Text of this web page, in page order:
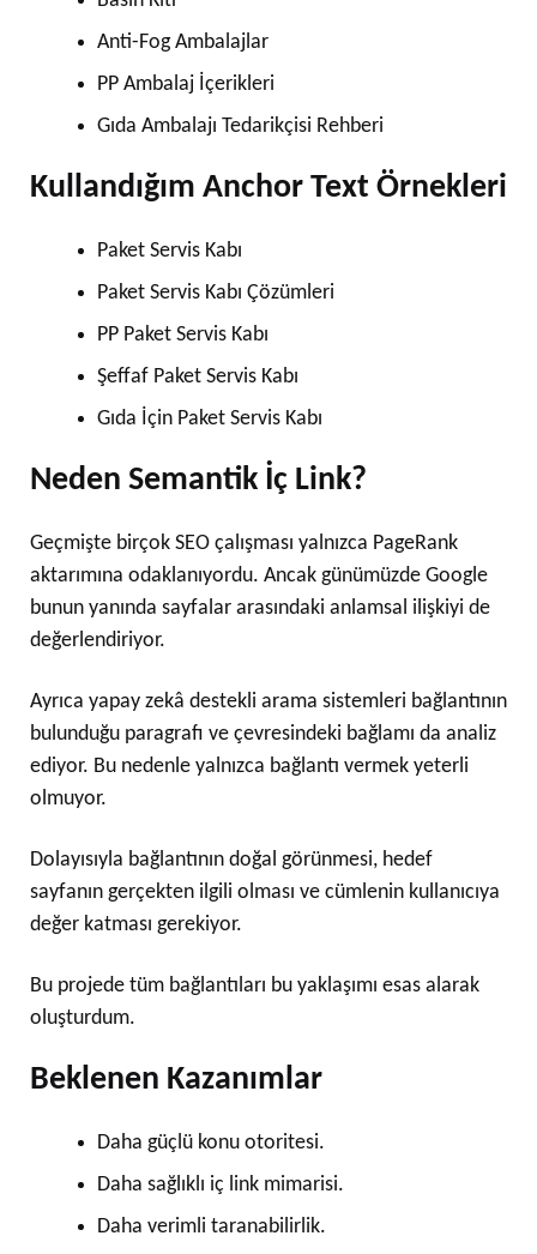
Anti-Fog Ambalajlar
PP Ambalaj İçerikleri
Gıda Ambalajı Tedarikçisi Rehberi
Kullandığım Anchor Text Örnekleri
Paket Servis Kabı
Paket Servis Kabı Çözümleri
PP Paket Servis Kabı
Şeffaf Paket Servis Kabı
Gıda İçin Paket Servis Kabı
Neden Semantik İç Link?
Geçmişte birçok SEO çalışması yalnızca PageRank
aktarımına odaklanıyordu. Ancak günümüzde Google
bunun yanında sayfalar arasındaki anlamsal ilişkiyi de
değerlendiriyor.
Ayrıca yapay zekâ destekli arama sistemleri bağlantının
bulunduğu paragrafı ve çevresindeki bağlamı da analiz
ediyor. Bu nedenle yalnızca bağlantı vermek yeterli
olmuyor.
Dolayısıyla bağlantının doğal görünmesi, hedef
sayfanın gerçekten ilgili olması ve cümlenin kullanıcıya
değer katması gerekiyor.
Bu projede tüm bağlantıları bu yaklaşımı esas alarak
oluşturdum.
Beklenen Kazanımlar
Daha güçlü konu otoritesi.
Daha sağlıklı iç link mimarisi.
Daha verimli taranabilirlik.